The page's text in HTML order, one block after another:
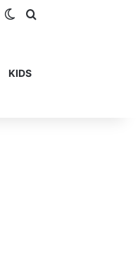
Sidebar (barre latérale)
Switch skin
KIDS